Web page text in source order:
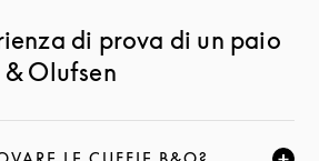
di prova di un paio
Olufsen